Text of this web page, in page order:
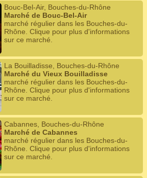
Bouc-Bel-Air, Bouches-du-Rhône
Marché de Bouc-Bel-Air
marché régulier dans les Bouches-du-
Rhône. Clique pour plus d'informations
sur ce marché.
La Bouilladisse, Bouches-du-Rhône
Marché du Vieux Bouilladisse
marché régulier dans les Bouches-du-
Rhône. Clique pour plus d'informations
sur ce marché.
Cabannes, Bouches-du-Rhône
Marché de Cabannes
marché régulier dans les Bouches-du-
Rhône. Clique pour plus d'informations
sur ce marché.